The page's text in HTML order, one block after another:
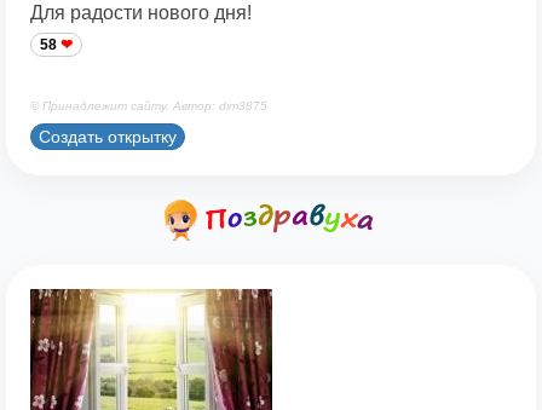
Для радости нового дня!
58
© Принадлежит сайту. Автор: dim3875
Создать открытку